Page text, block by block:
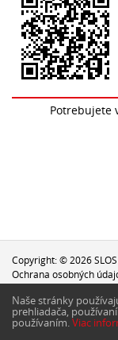
Potrebujete
Copyright: © 2026 SLOS
Ochrana osobných
Webdizajn:PRO, s.r.o.
Napíšte webmasterovi
Naše stránky
prehliadača,
používaním.Viac